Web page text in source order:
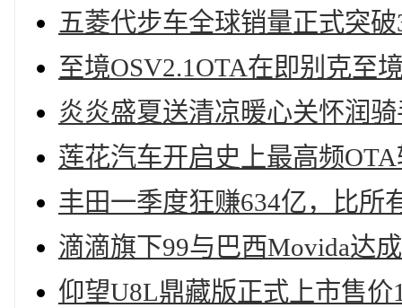
五菱代步车全球销量正式突
至境OSV2.1OTA在即别克至
炎炎盛夏送清凉暖心关怀润
莲花汽车开启史上最高频
丰田一季度狂赚634亿，比所
滴滴旗下99与巴西Movida达
仰望U8L鼎藏版正式上市售价